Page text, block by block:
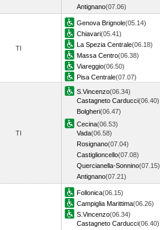
Antignano(07.06)
TI
Genova Brignole(05.14)
Chiavari(05.41)
La Spezia Centrale(06.18)
Massa Centro(06.38)
Viareggio(06.50)
Pisa Centrale(07.07)
TI
S.Vincenzo(06.34)
Castagneto Carducci(06.40)
Bolgheri(06.47)
Cecina(06.53)
Vada(06.58)
Rosignano(07.04)
Castiglioncello(07.08)
Quercianella-Sonnino(07.15)
Antignano(07.21)
Follonica(06.15)
Campiglia Marittima(06.26)
S.Vincenzo(06.34)
Castagneto Carducci(06.40)